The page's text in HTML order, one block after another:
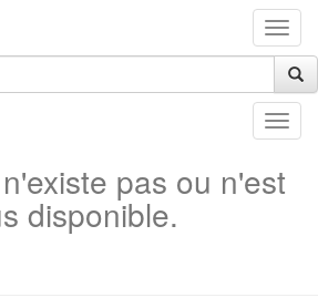
pas ou n'est
disponible.